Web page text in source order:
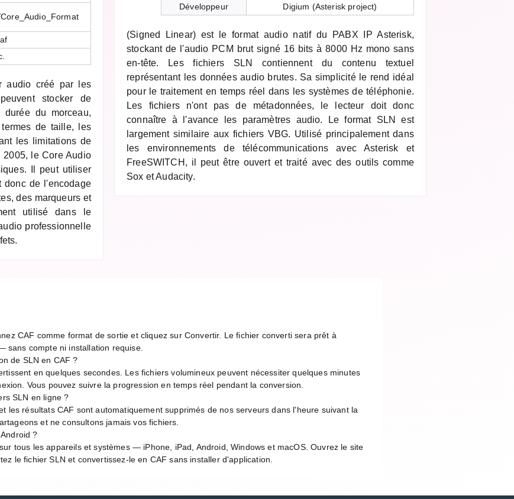
audio créé par les
stocker de
durée du morceau,
de taille, les
les limitations de
2005, le Core Audio
Il peut utiliser
donc de l'encodage
des marqueurs et
utilisé dans le
professionnelle
Développeur
Digium (Asterisk project)
(Signed Linear) est le format audio natif du PABX IP Asterisk,
stockant de l'audio PCM brut signé 16 bits à 8000 Hz mono sans
en-tête. Les fichiers SLN contiennent du contenu textuel
représentant les données audio brutes. Sa simplicité le rend idéal
pour le traitement en temps réel dans les systèmes de téléphonie.
Les fichiers n'ont pas de métadonnées, le lecteur doit donc
connaître à l'avance les paramètres audio. Le format SLN est
largement similaire aux fichiers VBG. Utilisé principalement dans
les environnements de télécommunications avec Asterisk et
FreeSWITCH, il peut être ouvert et traité avec des outils comme
Sox et Audacity.
CAF comme format de sortie et cliquez sur Convertir. Le fichier converti sera prêt à
sans compte ni installation requise.
de SLN en CAF ?
en quelques secondes. Les fichiers volumineux peuvent nécessiter quelques minutes
Vous pouvez suivre la progression en temps réel pendant la conversion.
SLN en ligne ?
les résultats CAF sont automatiquement supprimés de nos serveurs dans l'heure suivant la
et ne consultons jamais vos fichiers.
?
tous les appareils et systèmes — iPhone, iPad, Android, Windows et macOS. Ouvrez le site
le fichier SLN et convertissez-le en CAF sans installer d'application.